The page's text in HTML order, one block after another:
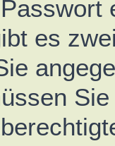
es